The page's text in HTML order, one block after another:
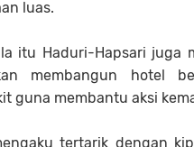
luas.
itu Haduri-Hapsari juga
membangun hotel
guna membantu aksi
tertarik dengan